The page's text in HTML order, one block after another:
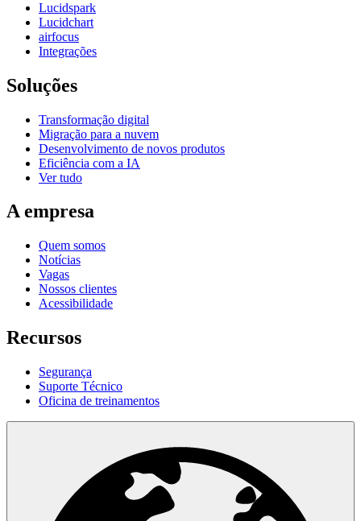
Lucidspark
Lucidchart
airfocus
Integrações
Soluções
Transformação digital
Migração para a nuvem
Desenvolvimento de novos produtos
Eficiência com a IA
Ver tudo
A empresa
Quem somos
Notícias
Vagas
Nossos clientes
Acessibilidade
Recursos
Segurança
Suporte Técnico
Oficina de treinamentos